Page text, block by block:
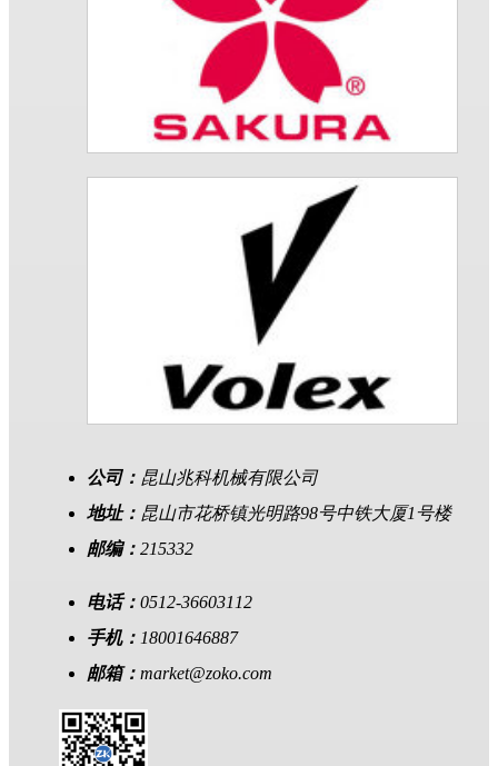
公司： 昆山兆科机械有限公司
地址： 昆山市花桥镇光明路98号中铁大厦1号楼
邮编： 215332
电话： 0512-36603112
手机： 18001646887
邮箱： market@zoko.com